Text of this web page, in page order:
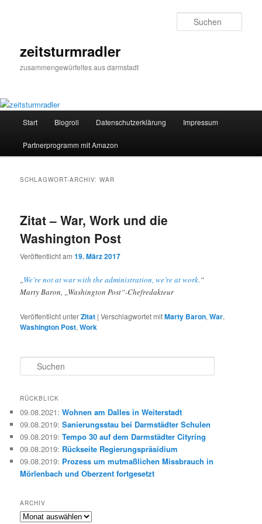
zeitsturmradler
zusammengewürfeltes aus darmstadt
Start Blogroll Datenschutzerklärung Impressum
Partnerprogramm mit Amazon
SCHLAGWORT-ARCHIV:WAR
Zitat – War, Work und die
Washington Post
Veröffentlicht am19. März 2017
„We’re not at war with the administration, we’re at work.“
Marty Baron, „Washington Post“-Chefredakteur
Veröffentlicht unterZitat |Verschlagwortet mitMarty Baron,War,
Washington Post,Work
u
h
n
RÜCKBLICK
09.08.2021:Wohnen am Dalles in Weiterstadt
09.08.2019:Sanierungsstau bei Darmstädter Schulen
09.08.2019:Tempo 30 auf dem Darmstädter Cityring
09.08.2019: Rückseite Regierungspräsidium
09.08.2019: Prozess um mutmaßlichen Missbrauch in
Mörlenbach und Oberzent fortgesetzt
ARCHIV
Archiv